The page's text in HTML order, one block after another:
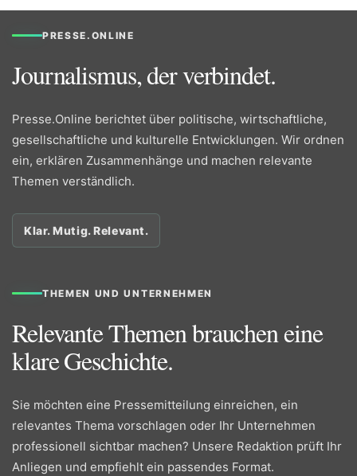
PRESSE.ONLINE
Journalismus, der verbindet.
Presse.Online berichtet über politische, wirtschaftliche,
gesellschaftliche und kulturelle Entwicklungen. Wir ordnen
ein, erklären Zusammenhänge und machen relevante
Themen verständlich.
Klar. Mutig. Relevant.
THEMEN UND UNTERNEHMEN
Relevante Themen brauchen eine
klare Geschichte.
Sie möchten eine Pressemitteilung einreichen, ein
relevantes Thema vorschlagen oder Ihr Unternehmen
professionell sichtbar machen? Unsere Redaktion prüft Ihr
Anliegen und empfiehlt ein passendes Format.